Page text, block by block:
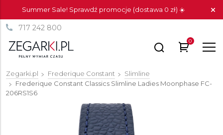
Summer Sale! Sprawdź promocje (dostawa 0 zł) ☀️
717 242 800
0
Zegarki.pl Frederique Constant
Slimline
Frederique Constant Classics Slimline Ladies Moonphase FC-
206RS1S6